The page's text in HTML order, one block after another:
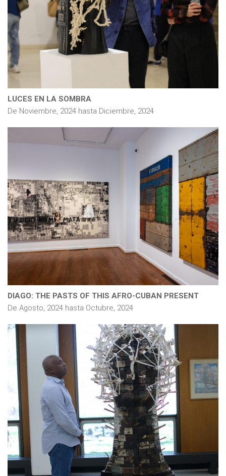
LUCES EN LA SOMBRA
De Noviembre, 2024 hasta Diciembre, 2024
DIAGO: THE PASTS OF THIS AFRO-CUBAN PRESENT
De Agosto, 2024 hasta Octubre, 2024